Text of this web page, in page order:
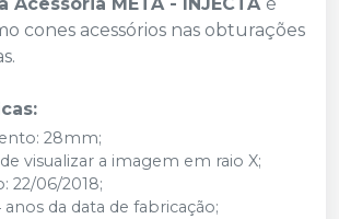
cones acessórios nas obturações
28mm;
visualizar a imagem em raio X;
22/06/2018;
anos da data de fabricação;